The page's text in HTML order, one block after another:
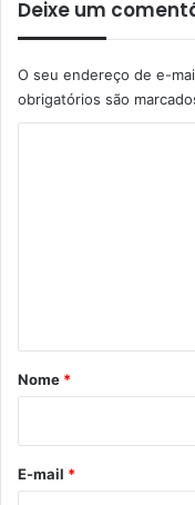
Deixe um
O seu endereço de e-
obrigatórios são
r
*
Nome *
E-mail *